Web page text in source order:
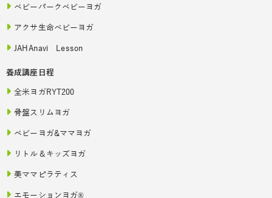
ベビーパークベビーヨガ
アクサ生命ベビーヨガ
JAHAnavi Lesson
養成講座日程
全米ヨガRYT200
骨盤スリムヨガ
ベビーヨガ&ママヨガ
リトル＆キッズヨガ
美ママピラティス
エモーションヨガ®